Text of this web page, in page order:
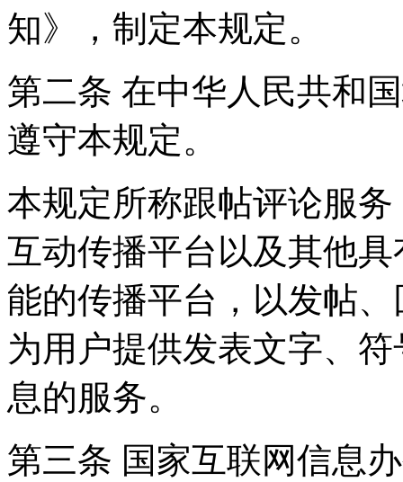
知》，制定本规定。
第二条 在中华人民共和
遵守本规定。
本规定所称跟帖评论服
互动传播平台以及其他
能的传播平台，以发帖
为用户提供发表文字、
息的服务。
第三条 国家互联网信息